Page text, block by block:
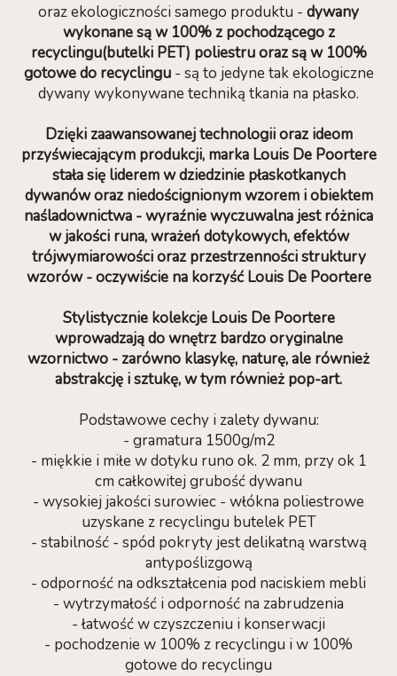
oraz ekologiczności samego produktu - dywany
wykonane są w 100% z pochodzącego z
recyclingu(butelki PET) poliestru oraz są w 100%
gotowe do recyclingu- są to jedyne tak ekologiczne
dywany wykonywane techniką tkania na płasko.
Dzięki zaawansowanej technologii oraz ideom
przyświecającym produkcji, marka Louis De Poortere
stała się liderem w dziedzinie płaskotkanych
dywanów oraz niedoścignionym wzorem i obiektem
naśladownictwa - wyraźnie wyczuwalna jest różnica
w jakości runa, wrażeń dotykowych, efektów
trójwymiarowości oraz przestrzenności struktury
wzorów - oczywiście na korzyść Louis De Poortere
Stylistycznie kolekcje Louis De Poortere
wprowadzają do wnętrz bardzo oryginalne
wzornictwo - zarówno klasykę, naturę, ale również
abstrakcję i sztukę, w tym również pop-art.
Podstawowe cechy i zalety dywanu:
- gramatura 1500g/m2
- miękkie i miłe w dotyku runo ok. 2 mm, przy ok 1
cm całkowitej grubość dywanu
- wysokiej jakości surowiec - włókna poliestrowe
uzyskane z recyclingu butelek PET
- stabilność - spód pokryty jest delikatną warstwą
antypoślizgową
- odporność na odkształcenia pod naciskiem mebli
- wytrzymałość i odporność na zabrudzenia
- łatwość w czyszczeniu i konserwacji
- pochodzenie w 100% z recyclingu i w 100%
gotowe do recyclingu